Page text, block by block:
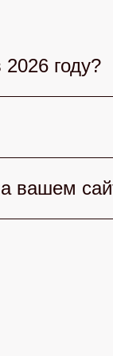
году?
шоу.
шоу и
КВН
на
вашем
от